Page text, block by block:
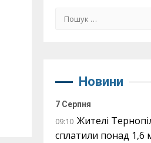
Пошук:
Новини
7 Серпня
09:10 Жителі
сплатили понад 1,6